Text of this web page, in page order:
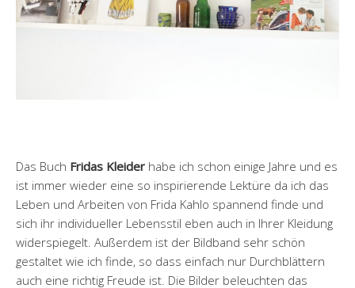
Das Buch Fridas Kleider habe ich schon einige Jahre und es
ist immer wieder eine so inspirierende Lektüre da ich das
Leben und Arbeiten von Frida Kahlo spannend finde und
sich ihr individueller Lebensstil eben auch in Ihrer Kleidung
widerspiegelt. Außerdem ist der Bildband sehr schön
gestaltet wie ich finde, so dass einfach nur Durchblättern
auch eine richtig Freude ist. Die Bilder beleuchten das